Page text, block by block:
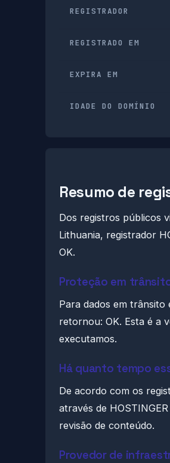
REGISTRADOR
REGISTRADO EM
EXPIRA EM
IDADE DO DOMÍNIO
Resumo de
Dos registros públicos
Lithuania, registrador
OK.
Proteção em
Para dados em
retornou: OK. Esta é a
executamos.
Há quanto tempo
De acordo com os
através de
revisão de conteúdo.
Provedor de